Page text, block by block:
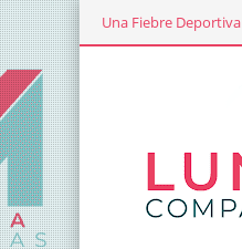
Una Fiebre Deportiva